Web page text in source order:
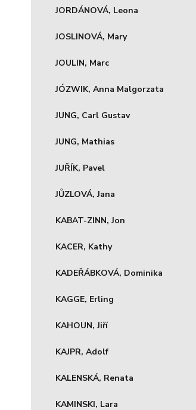
JORDÁNOVÁ, Leona
JOSLINOVÁ, Mary
JOULIN, Marc
JÓZWIK, Anna Malgorzata
JUNG, Carl Gustav
JUNG, Mathias
JUŘÍK, Pavel
JŮZLOVÁ, Jana
KABAT-ZINN, Jon
KACER, Kathy
KADEŘÁBKOVÁ, Dominika
KAGGE, Erling
KAHOUN, Jiří
KAJPR, Adolf
KALENSKÁ, Renata
KAMINSKI, Lara